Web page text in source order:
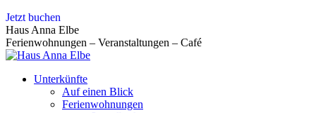
Zum
Inhalt
springen
Jetzt buchen
Haus Anna Elbe
Ferienwohnungen – Veranstaltungen – Café
Unterkünfte
Auf einen Blick
Ferienwohnungen